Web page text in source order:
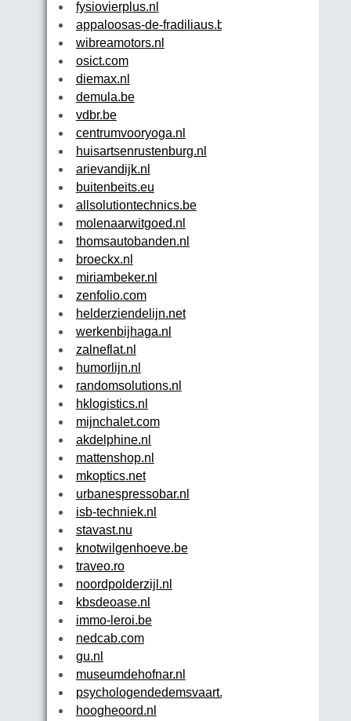
fysiovierplus.nl
appaloosas-de-fradiliaus.be
wibreamotors.nl
osict.com
diemax.nl
demula.be
vdbr.be
centrumvooryoga.nl
huisartsenrustenburg.nl
arievandijk.nl
buitenbeits.eu
allsolutiontechnics.be
molenaarwitgoed.nl
thomsautobanden.nl
broeckx.nl
miriambeker.nl
zenfolio.com
helderziendelijn.net
werkenbijhaga.nl
zalneflat.nl
humorlijn.nl
randomsolutions.nl
hklogistics.nl
mijnchalet.com
akdelphine.nl
mattenshop.nl
mkoptics.net
urbanespressobar.nl
isb-techniek.nl
stavast.nu
knotwilgenhoeve.be
traveo.ro
noordpolderzijl.nl
kbsdeoase.nl
immo-leroi.be
nedcab.com
gu.nl
museumdehofnar.nl
psychologendedemsvaart.nl
hoogheoord.nl